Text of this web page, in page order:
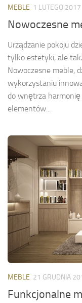
MEBLE 1 LUTEGO 2017
Nowoczesne
Urządzanie pokoju
tylko estetyki, ale
Nowoczesne meble,
wykorzystaniu
do wnętrza harmonię
elementów...
MEBLE 21 GRUDNIA
Funkcjonalne